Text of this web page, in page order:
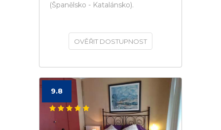
(Španělsko - Katalánsko).
OVĚŘIT DOSTUPNOST
9.8